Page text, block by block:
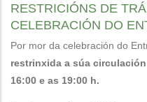
RESTRICIÓNS DE
CELEBRACIÓN DO
Por mor da celebración do
restrinxida a súa
16:00 e as 19:00 h.